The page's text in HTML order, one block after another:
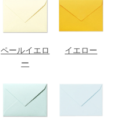
ペールイエロ
ー
イエロー